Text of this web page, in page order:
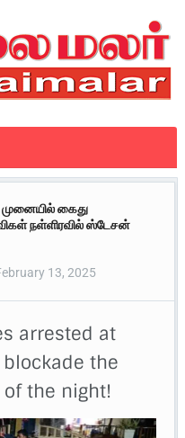
முனையில் கைது
நள்ளிரவில் ஸ்டேசன்
13, 2025
arrested at
the
the night!